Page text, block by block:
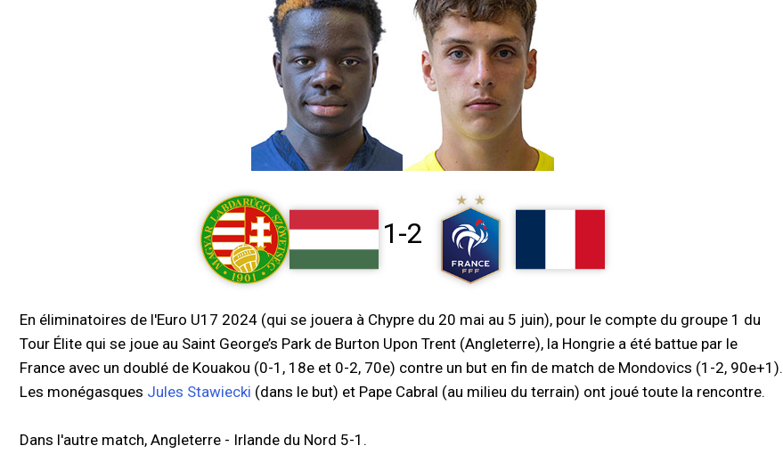
1-2
En éliminatoires de l'Euro U17 2024 (qui se jouera à Chypre du 20 mai au 5 juin), pour le compte du groupe 1 du
Tour Élite qui se joue au Saint George’s Park de Burton Upon Trent (Angleterre), la Hongrie a été battue par le
France avec un doublé de Kouakou (0-1, 18e et 0-2, 70e) contre un but en fin de match de Mondovics (1-2, 90e+1).
Les monégasques Jules Stawiecki (dans le but) et Pape Cabral (au milieu du terrain) ont joué toute la rencontre.
Dans l'autre match, Angleterre - Irlande du Nord 5-1.